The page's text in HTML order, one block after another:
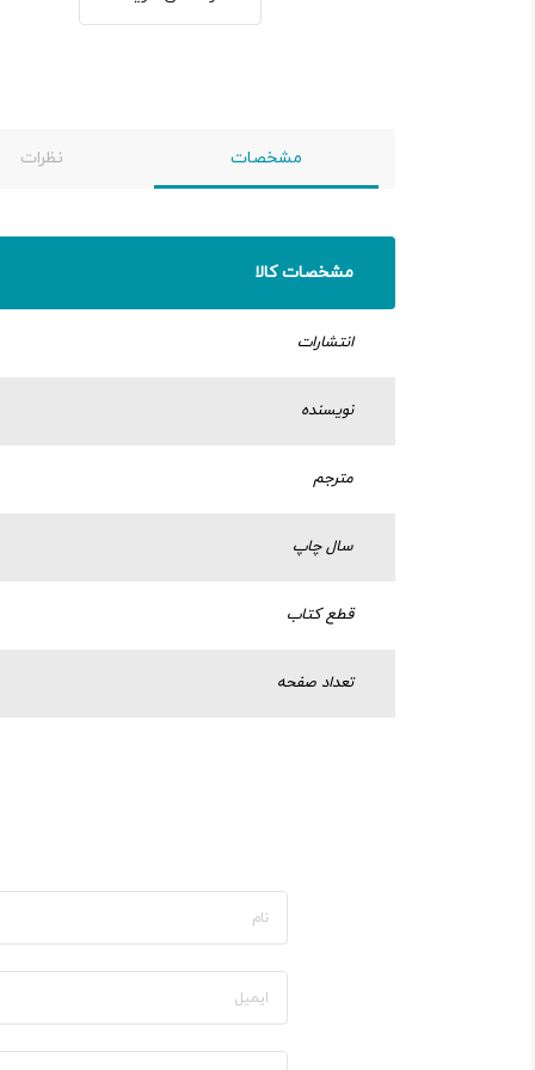
مشخصات نظرات
مشخصات کالا
انتشارات
نویسنده
مترجم
سال چاپ
قطع کتاب
تعداد صفحه